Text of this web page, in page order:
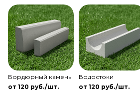
Бордюрный камень
от 120 руб./шт.
Водостоки
от 120 руб./шт.